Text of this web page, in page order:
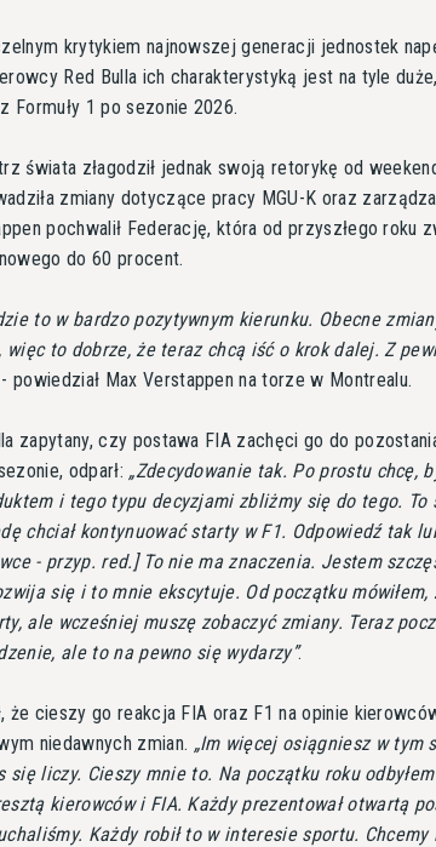
krytykiem najnowszej generacji jednostek
Red Bulla ich charakterystyką jest na tyle
Formuły 1 po sezonie 2026.
świata złagodził jednak swoją retorykę od
zmiany dotyczące pracy MGU-K oraz
pochwalił Federację, która od przyszłego roku
do 60 procent.
to w bardzo pozytywnym kierunku. Obecne
więc to dobrze, że teraz chcą iść o krok dalej. Z
powiedział Max Verstappen na torze w Montrealu.
zapytany, czy postawa FIA zachęci go do
odparł:
Zdecydowanie tak. Po prostu chcę,
i tego typu decyzjami zbliżmy się do tego. To
chciał kontynuować starty w F1. Odpowiedź tak
- przyp. red.] To nie ma znaczenia. Jestem
się i to mnie ekscytuje. Od początku mówiłem,
ale wcześniej muszę zobaczyć zmiany. Teraz
ale to na pewno się wydarzy .
że cieszy go reakcja FIA oraz F1 na opinie
niedawnych zmian. Im więcej osiągniesz w tym
się liczy. Cieszy mnie to. Na początku roku
kierowców i FIA. Każdy prezentował otwartą
Każdy robił to w interesie sportu. Chcemy